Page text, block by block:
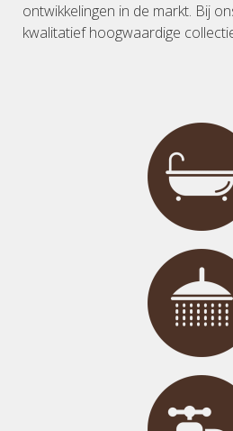
ontwikkelingen in de markt. Bij
kwalitatief hoogwaardige